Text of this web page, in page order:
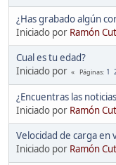
¿Has grabado algún
Iniciado por Ramón
Cual es tu edad?
Iniciado por
Páginas 1
¿Encuentras las
Iniciado por Ramón
Velocidad de carga en
Iniciado por Ramón